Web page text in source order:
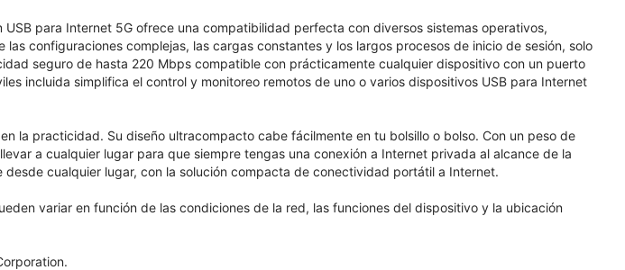
para Internet 5G ofrece una compatibilidad perfecta con diversos sistemas operativos,
configuraciones complejas, las cargas constantes y los largos procesos de inicio de sesión, solo
seguro de hasta 220 Mbps compatible con prácticamente cualquier dispositivo con un puerto
incluida simplifica el control y monitoreo remotos de uno o varios dispositivos USB para Internet
la practicidad. Su diseño ultracompacto cabe fácilmente en tu bolsillo o bolso. Con un peso de
a cualquier lugar para que siempre tengas una conexión a Internet privada al alcance de la
cualquier lugar, con la solución compacta de conectividad portátil a Internet.
variar en función de las condiciones de la red, las funciones del dispositivo y la ubicación